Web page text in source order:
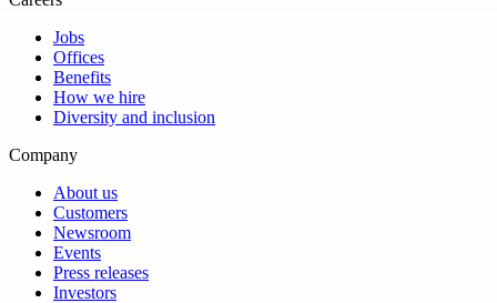
Jobs
Offices
Benefits
How we hire
Diversity and inclusion
Company
About us
Customers
Newsroom
Events
Press releases
Investors